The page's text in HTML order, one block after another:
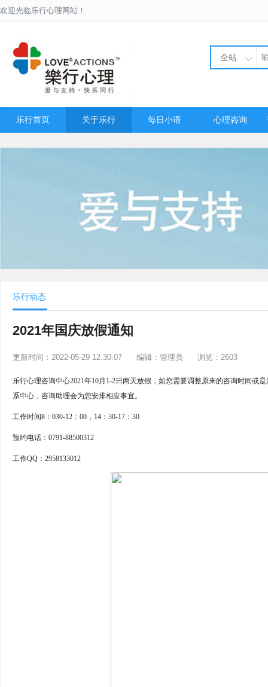
欢迎光临乐行心理网站！
全站
乐行首页 关于乐行 每日小语 心理咨询
乐行动态
2021年国庆放假通知
更新时间：2022-05-29 12:30:07 编辑：管理员 浏览：2603
乐行心理咨询中心2021年10月1-2日两天放假，如您需要调整原来的咨询时间或
系中心，咨询助理会为您安排相应事宜。
工作时间8：030-12：00，14：30-17：30
预约电话：0791-88500312
工作QQ：2958133012